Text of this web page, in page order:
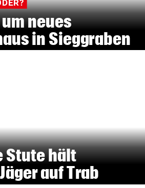
neues
in Sieggraben
Stute hält
auf Trab